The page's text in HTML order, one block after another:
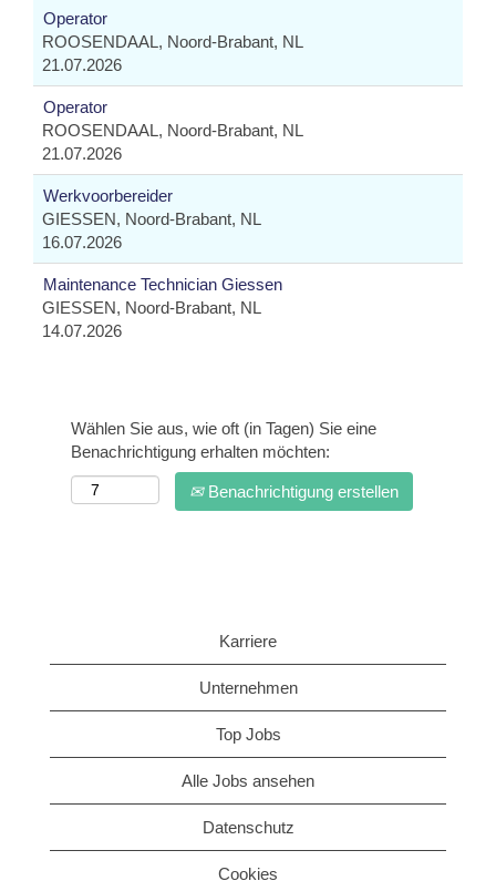
Operator
ROOSENDAAL, Noord-Brabant, NL
21.07.2026
Operator
ROOSENDAAL, Noord-Brabant, NL
21.07.2026
Werkvoorbereider
GIESSEN, Noord-Brabant, NL
16.07.2026
Maintenance Technician Giessen
GIESSEN, Noord-Brabant, NL
14.07.2026
Wählen Sie aus, wie oft (in Tagen) Sie eine
Benachrichtigung erhalten möchten:
Benachrichtigung erstellen
Karriere
Unternehmen
Top Jobs
Alle Jobs ansehen
Datenschutz
Cookies